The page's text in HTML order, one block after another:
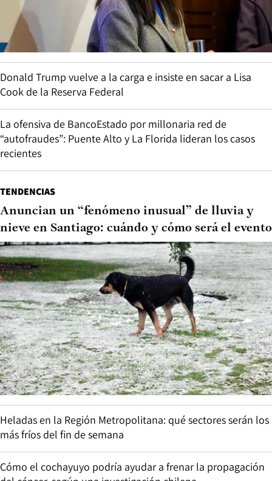
Donald Trump vuelve a la carga e insiste en sacar a Lisa
Cook de la Reserva Federal
La ofensiva de BancoEstado por millonaria red de
“autofraudes”: Puente Alto y La Florida lideran los casos
recientes
TENDENCIAS
Anuncian un “fenómeno inusual” de lluvia y
nieve en Santiago: cuándo y cómo será el evento
Heladas en la Región Metropolitana: qué sectores serán los
más fríos del fin de semana
Cómo el cochayuyo podría ayudar a frenar la propagación